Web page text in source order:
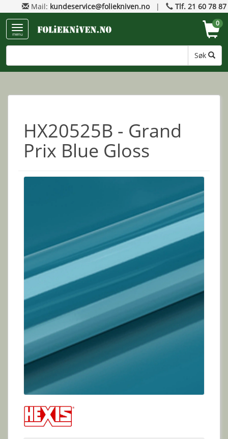
Mail: kundeservice@foliekniven.no| Tlf. 21 60 78 87
menu
Søk
0
HX20525B - Grand
Prix Blue Gloss